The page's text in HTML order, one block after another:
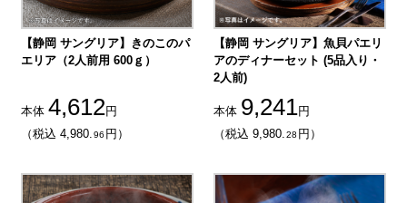
【静岡 サングリア】きのこのパ
エリア（2人前用 600ｇ）
本体 4,612円
（税込 4,980.96 円）
【静岡 サングリア】魚貝パエリ
アのディナーセット (5品入り・
2人前)
本体 9,241円
（税込 9,980.28 円）